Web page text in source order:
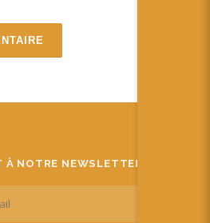
À NOTRE NEWSLETTER